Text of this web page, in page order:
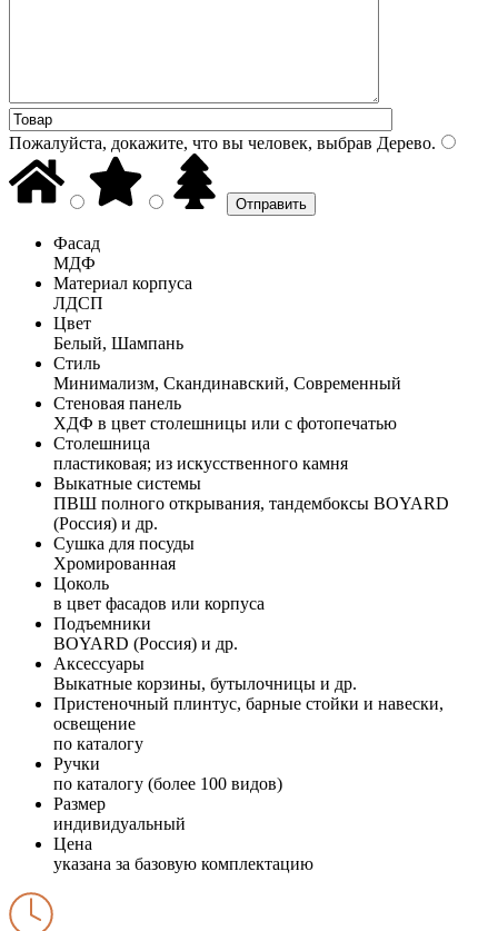
Пожалуйста, докажите, что вы человек, выбрав Дерево.
Фасад
МДФ
Материал корпуса
ЛДСП
Цвет
Белый, Шампань
Стиль
Минимализм, Скандинавский, Современный
Стеновая панель
ХДФ в цвет столешницы или с фотопечатью
Столешница
пластиковая; из искусственного камня
Выкатные системы
ПВШ полного открывания, тандембоксы BOYARD
(Россия) и др.
Сушка для посуды
Хромированная
Цоколь
в цвет фасадов или корпуса
Подъемники
BOYARD (Россия) и др.
Аксессуары
Выкатные корзины, бутылочницы и др.
Пристеночный плинтус, барные стойки и навески,
освещение
по каталогу
Ручки
по каталогу (более 100 видов)
Размер
индивидуальный
Цена
указана за базовую комплектацию